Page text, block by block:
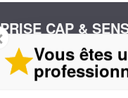
CAP &
(SAS)
34 Avenue D'armorique
35830 Betton
Vous êtes